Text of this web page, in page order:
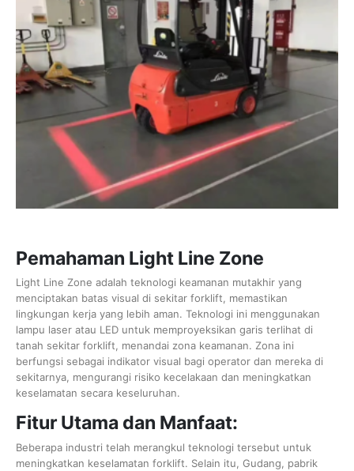
Pemahaman Light Line Zone
Light Line Zone adalah teknologi keamanan mutakhir yang
menciptakan batas visual di sekitar forklift, memastikan
lingkungan kerja yang lebih aman. Teknologi ini menggunakan
lampu laser atau LED untuk memproyeksikan garis terlihat di
tanah sekitar forklift, menandai zona keamanan. Zona ini
berfungsi sebagai indikator visual bagi operator dan mereka di
sekitarnya, mengurangi risiko kecelakaan dan meningkatkan
keselamatan secara keseluruhan.
Fitur Utama dan Manfaat:
Beberapa industri telah merangkul teknologi tersebut untuk
meningkatkan keselamatan forklift. Selain itu, Gudang, pabrik